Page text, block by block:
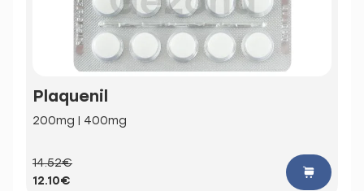
Plaquenil
200mg | 400mg
14.52€
12.10€